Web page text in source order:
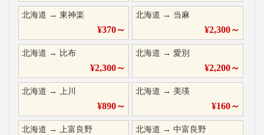
北海道 → 東神楽
¥370～
北海道 → 当麻
¥2,300～
北海道 → 比布
¥2,300～
北海道 →愛別
¥2,200～
北海道 → 上川
¥890～
北海道 → 美瑛
¥160～
北海道 → 上富良野 北海道 →中富良野